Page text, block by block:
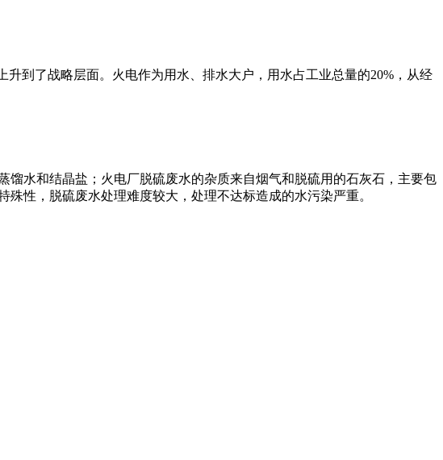
到了战略层面。火电作为用水、排水大户，用水占工业总量的20%，从经
水和结晶盐；火电厂脱硫废水的杂质来自烟气和脱硫用的石灰石，主要包
性，脱硫废水处理难度较大，处理不达标造成的水污染严重。